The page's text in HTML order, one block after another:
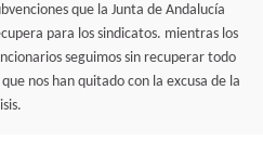
que la Junta de Andalucía
para los sindicatos. mientras los
seguimos sin recuperar todo
que nos han quitado con la excusa de la